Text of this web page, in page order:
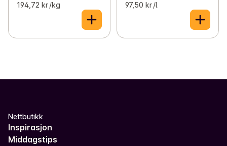
194,72 kr /kg 97,50 kr /l
Nettbutikk
Inspirasjon
Middagstips